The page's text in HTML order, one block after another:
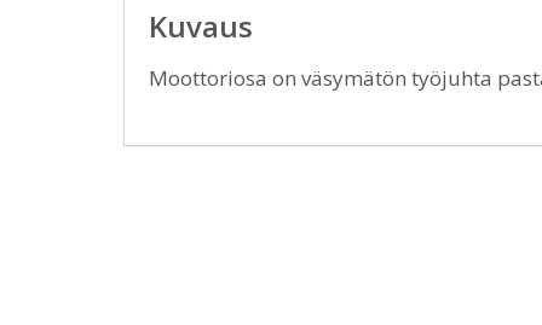
Kuvaus
Moottoriosa on väsymätön työjuhta